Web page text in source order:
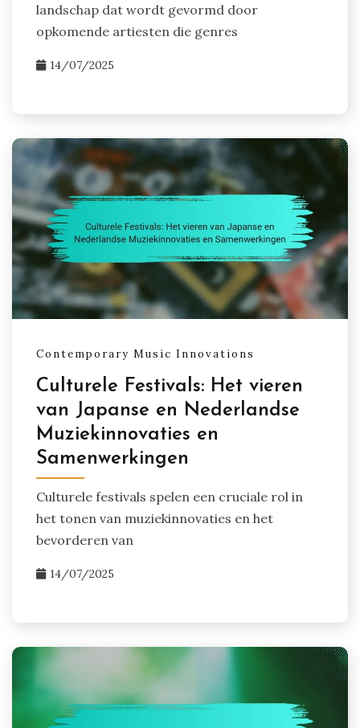
landschap dat wordt gevormd door
opkomende artiesten die genres
14/07/2025
Contemporary Music Innovations
Culturele Festivals: Het vieren
van Japanse en Nederlandse
Muziekinnovaties en
Samenwerkingen
Culturele festivals spelen een cruciale rol in
het tonen van muziekinnovaties en het
bevorderen van
14/07/2025